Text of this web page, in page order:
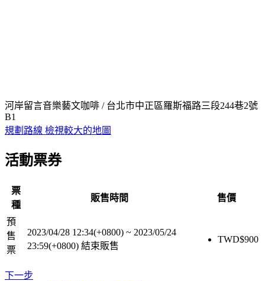
河岸留言音樂藝文咖啡 / 台北市中正區羅斯福路三段244巷2號
B1
規劃路線 檢視較大的地圖
活動票券
票
種
販售時間 售價
預
售
票
2023/04/28 12:34(+0800) ~ 2023/05/24
23:59(+0800) 結束販售
TWD$900
下一步